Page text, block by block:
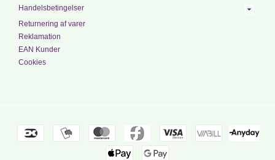
Handelsbetingelser
Returnering af varer
Reklamation
EAN Kunder
Cookies